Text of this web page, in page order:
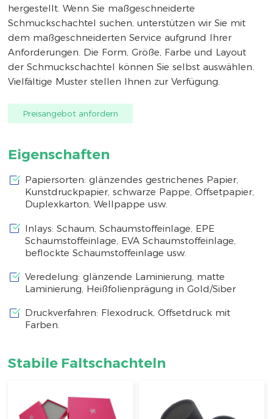
hergestellt. Wenn Sie maßgeschneiderte
Schmuckschachtel suchen, unterstützen wir Sie mit
dem maßgeschneiderten Service aufgrund Ihrer
Anforderungen. Die Form, Größe, Farbe und Layout
der Schmuckschachtel können Sie selbst auswählen.
Vielfältige Muster stellen Ihnen zur Verfügung.
Preisangebot anfordern
Eigenschaften
Papiersorten: glänzendes gestrichenes Papier,
Kunstdruckpapier, schwarze Pappe, Offsetpapier,
Duplexkarton, Wellpappe usw.
Inlays: Schaum, Schaumstoffeinlage, EPE
Schaumstoffeinlage, EVA Schaumstoffeinlage,
beflockte Schaumstoffeinlage usw.
Veredelung: glänzende Laminierung, matte
Laminierung, Heißfolienprägung in Gold/Siber
Druckverfahren: Flexodruck, Offsetdruck mit
Farben.
Stabile Faltschachteln